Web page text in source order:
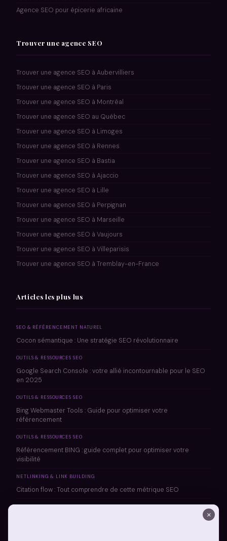
Agence SEO pour épicerie africaine
Trouver une agence SEO
Trouver une agence SEO à Aubervilliers
Trouver une agence SEO à Paris
Trouver une agence SEO à Montréal
Trouver une agence SEO au Québec
Trouver une agence SEO à Limoges
Trouver une agence SEO à Rennes
Trouver une agence SEO à Bastia
Trouver une agence SEO à Ajaccio
Trouver une agence SEO à Lille
Trouver une agence SEO à Perpignan
Trouver une agence SEO à Marseille
Trouver une agence SEO à Vaujours
Trouver une agence SEO à Villeparisis
Trouver une agence SEO à Tremblay-en-France
Articles les plus lus
SEO & RÉFÉRENCEMENT NATUREL
Cocon sémantique : Une stratégie SEO révolutionnaire
OUTILS & RESSOURCES SEO
Google Search Console : votre allié incontournable pour le SEO
en 2025
OUTILS & RESSOURCES SEO
Bing Webmaster Tools : Guide pour optimiser votre
référencement
OUTILS & RESSOURCES SEO
Référencement BING : guide complet pour optimiser votre
visibilité
NETLINKING & LINK BUILDING
Citation flow : Tout comprendre de cette métrique SEO
×